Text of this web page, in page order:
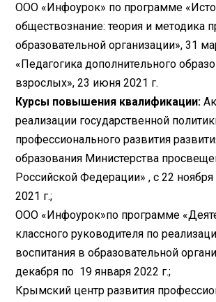
ООО «Инфоурок» по программе
обществознание: теория и методика
образовательной организации», 31
«Педагогика дополнительного
взрослых», 23 июня 2021 г.
Курсы повышения квалификации:
реализации государственной
профессионального развития
образования Министерства
Российской Федерации» , с 22
2021 г.;
ООО «Инфоурок»по программе
классного руководителя по
воспитания в образовательной
декабря по 19 января 2022 г.;
Крымский центр развития